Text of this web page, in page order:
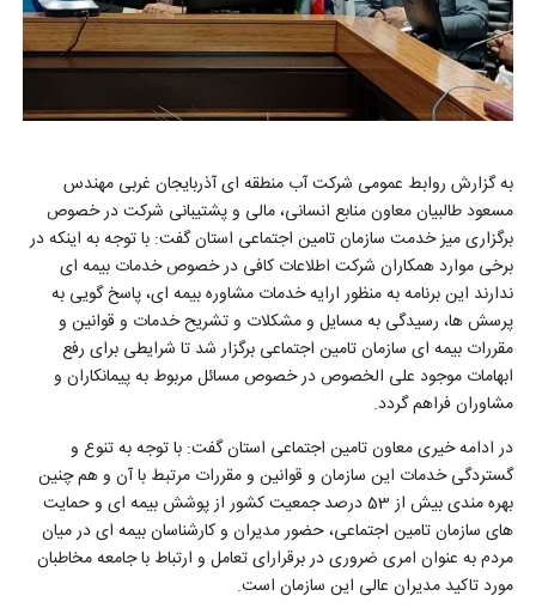
به گزارش روابط عمومی شرکت آب منطقه ای آذربایجان غربی مهندس
مسعود طالبیان معاون منابع انسانی، مالی و پشتیبانی شرکت در خصوص
برگزاری میز خدمت سازمان تامین اجتماعی استان گفت: با توجه به اینکه در
برخی موارد همکاران شرکت اطلاعات کافی در خصوص خدمات بیمه ای
ندارند این برنامه به منظور ارایه خدمات مشاوره بیمه ای، پاسخ گویی به
پرسش ها، رسیدگی به مسایل و مشکلات و تشریح خدمات و قوانین و
مقررات بیمه ای سازمان تامین اجتماعی برگزار شد تا شرایطی برای رفع
ابهامات موجود علی الخصوص در خصوص مسائل مربوط به پیمانکاران و
مشاوران فراهم گردد.
در ادامه خیری معاون تامین اجتماعی استان گفت: با توجه به تنوع و
گستردگی خدمات این سازمان و قوانین و مقررات مرتبط با آن و هم چنین
بهره مندی بیش از 53 درصد جمعیت کشور از پوشش بیمه ای و حمایت
های سازمان تامین اجتماعی، حضور مدیران و کارشناسان بیمه ای در میان
مردم به عنوان امری ضروری در برقرارای تعامل و ارتباط با جامعه مخاطبان
مورد تاکید مدیران عالی این سازمان است.